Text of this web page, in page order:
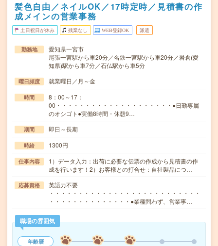
髪色自由／ネイルOK／17時定時／見積書の作
成メインの営業事務
土日祝日が休み 残業なし WEB登録OK 派遣
勤務地
愛知県一宮市
尾張一宮駅から車20分／名鉄一宮駅から車20分／岩倉(愛
知県)駅から車7分／石仏駅から車5分
曜日頻度 就業曜日／月～金
時間
8：00～17：
00・・・・・・・・・・・・・・・・・・・・●日勤専属
のオシゴト●実働8時間・休憩9…
期間 即日～長期
時給 1300円
仕事内容
1）データ入力：出荷に必要な伝票の作成から見積書の作
成を行います！2）お客様との打合せ：自社製品につ…
応募資格
英語力不要
・・・・・・・・・・・・・・・・・・・・・・・・・・
・・・・・・・・・・・・・・●業種問わず、営業事…
職場の雰囲気
年齢層